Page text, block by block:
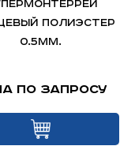
полиэстер
0.5мм.
по запросу